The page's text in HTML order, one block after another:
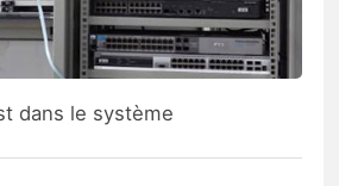
dans le système